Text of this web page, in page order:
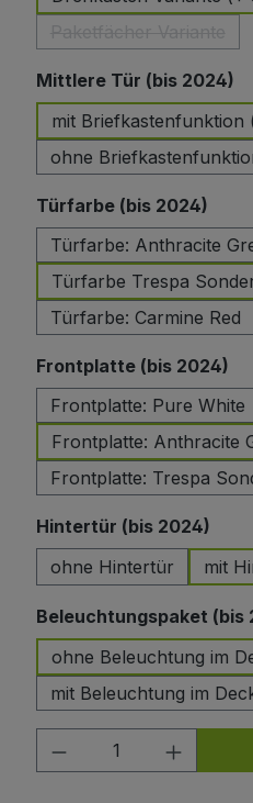
(Diese Option
Mittlere Tür (bis 2024)
mit Briefkastenfunktion
ohne
Türfarbe (bis 2024)
Türfarbe: Anthracite
Türfarbe Trespa
Türfarbe: Carmine Red
Frontplatte (bis 2024)
Frontplatte: Pure White
Frontplatte: Anthracite
Frontplatte: Trespa
Hintertür (bis 2024)
ohne Hintertür
mit
Beleuchtungspaket (bis
ohne Beleuchtung im
mit Beleuchtung im
Produkt